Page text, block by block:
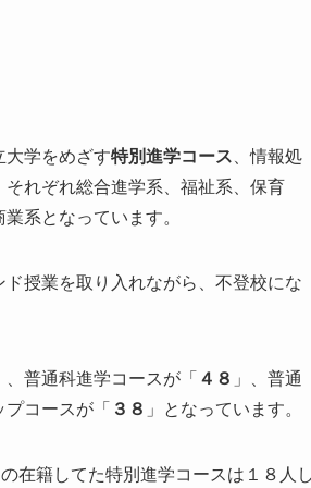
大学をめざす特別進学コース 、情報処
それぞれ総合進学系、福祉系、保育
系となっています。
授業を取り入れながら、不登校にな
、普通科進学コースが「 ４８ 」、普通
コースが「 ３８ 」となっています。
在籍してた特別進学コースは１８人